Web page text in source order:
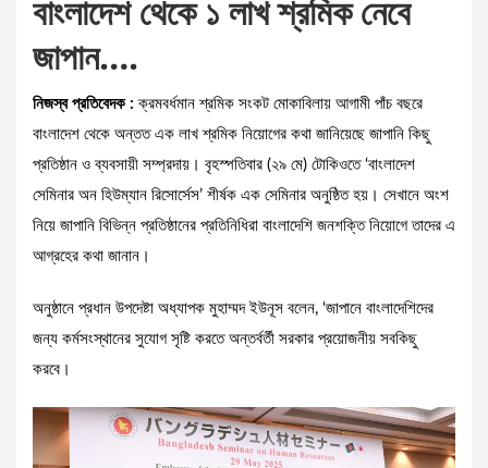
বাংলাদেশ থেকে ১ লাখ শ্রমিক নেবে
জাপান….
নিজস্ব প্রতিবেদক : ক্রমবর্ধমান শ্রমিক সংকট মোকাবিলায় আগামী পাঁচ বছরে
বাংলাদেশ থেকে অন্তত এক লাখ শ্রমিক নিয়োগের কথা জানিয়েছে জাপানি কিছু
প্রতিষ্ঠান ও ব্যবসায়ী সম্প্রদায়। বৃহস্পতিবার (২৯ মে) টোকিওতে ‘বাংলাদেশ
সেমিনার অন হিউম্যান রিসোর্সেস’ শীর্ষক এক সেমিনার অনুষ্ঠিত হয়। সেখানে অংশ
নিয়ে জাপানি বিভিন্ন প্রতিষ্ঠানের প্রতিনিধিরা বাংলাদেশি জনশক্তি নিয়োগে তাদের এ
আগ্রহের কথা জানান।
অনুষ্ঠানে প্রধান উপদেষ্টা অধ্যাপক মুহাম্মদ ইউনূস বলেন, ‘জাপানে বাংলাদেশিদের
জন্য কর্মসংস্থানের সুযোগ সৃষ্টি করতে অন্তর্বর্তী সরকার প্রয়োজনীয় সবকিছু
করবে।